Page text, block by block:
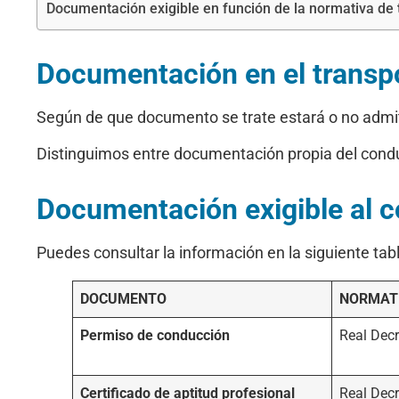
Documentación exigible en función de la normativa
Documentación en el
Según de que documento se trate estará o no
Distinguimos entre documentación propia del
Documentación exigible al
Puedes consultar la información en la siguiente
DOCUMENTO
Permiso de conducción Real
Certificado de aptitud profesional Real